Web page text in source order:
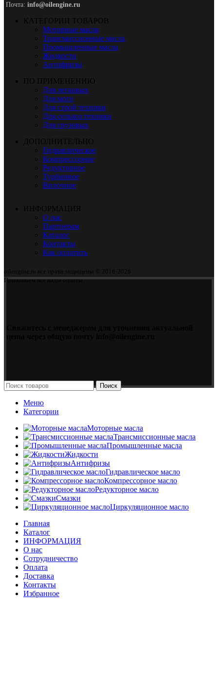
Почта: info@oilengine.ru
КАТЕГОРИИ ТОВАРОВ
Моторные масла
Трансмиссионные масла
Промышленные масла
Жидкости
Антифризы
ПО ПРИМЕНЕНИЮ
Для легковых
Для мото
Для строй техники
Для сельхоз техники
Для грузовых
ДОПОЛНИТЕЛЬНО
Гидравлическое
Компрессорное
Редукторное
Турбинное
Вилочное
ИНФОРМАЦИЯ
О нас
Партнерам
Каталог
Контакты
Как оплатить
oilengine.ru все права защищены © 2016-2026
Принимаем все виды оплаты.
Поиск
Меню
Категории
Моторные масла
Трансмиссионные масла
Промышленные масла
Жидкости
Антифризы
Гидравлическое масло
Компрессорное масло
Редукторное масло
Смазки
Циркуляционное масло
Главная
Каталог
ИНФОРМАЦИЯ
О нас
Сотрудничество
Оплата
Доставка
Контакты
Избранное